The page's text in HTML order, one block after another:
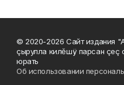
© 2020-2026 Сайт издания
çырулла килĕшÿ парсан çеç
юрать
Об использовании